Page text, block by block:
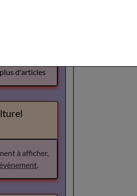
Arts du
plus de
plus de
d'articles
à afficher,
.